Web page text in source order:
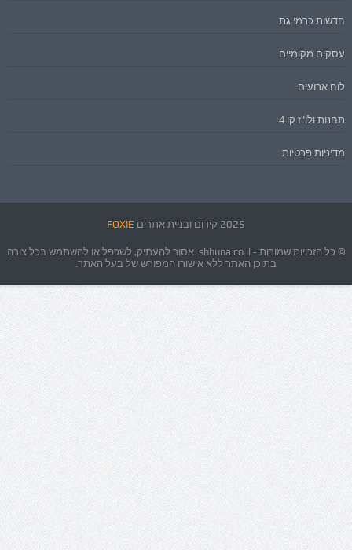
חדשות כרמי גת
עסקים מקומיים
לוח ארועים
תחנות ולו"ז קו 4
מדיניות פרטיות
2025 קידום ובניית אתרים FOXIE
© כל הזכויות שמורות - shhuna.co.il. אסור להעתיק, לשכפל או להשתמש בכל צורה
בתוכן האתר ללא אישורו המפורש של בעל האתר.